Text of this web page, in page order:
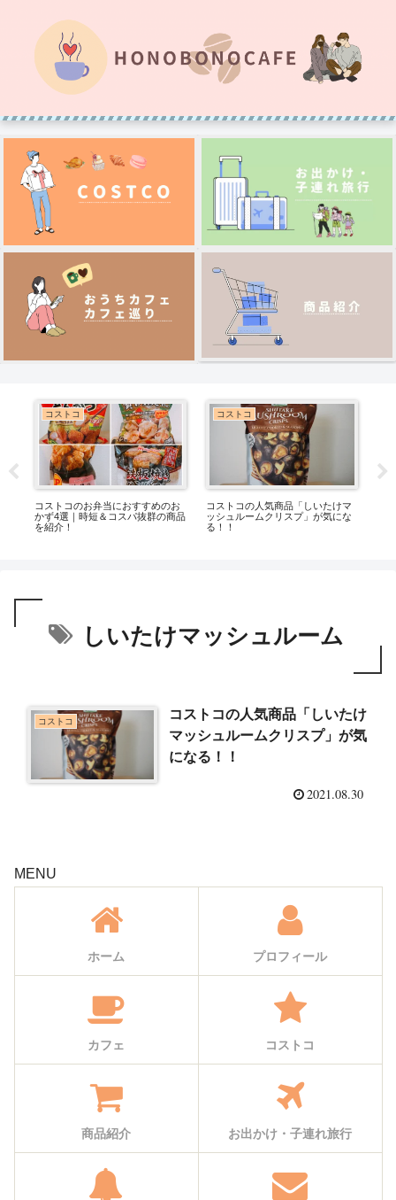
コストコ
コストコのお弁当におすすめのお
かず4選｜時短＆コスパ抜群の商品
を紹介！
コストコ
コストコの人気商品「しいたけマ
ッシュルームクリスプ」が気にな
る！！
しいたけマッシュルーム
コストコ
コストコの人気商品「しいたけ
マッシュルームクリスプ」が気
になる！！
2021.08.30
MENU
ホーム プロフィール
カフェ コストコ
商品紹介 お出かけ・子連れ旅行